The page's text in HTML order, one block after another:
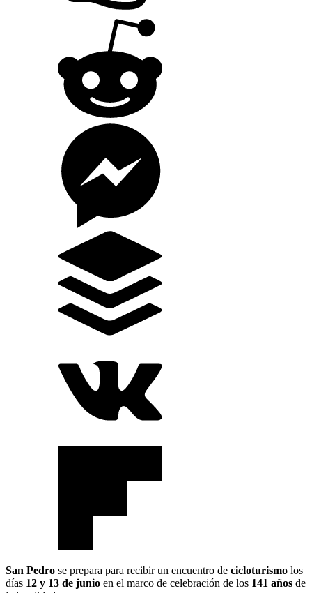
San Pedro se prepara para recibir un encuentro de cicloturismo los
días 12 y 13 de junio en el marco de celebración de los 141 años de